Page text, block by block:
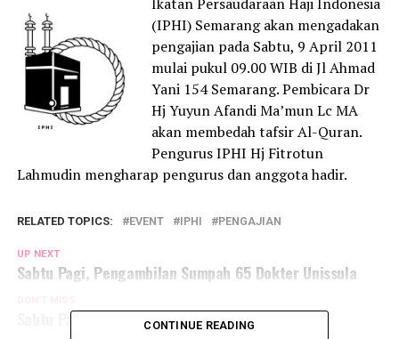
(IPHI) Semarang akan mengadakan
pengajian pada Sabtu, 9 April 2011
mulai pukul 09.00 WIB di Jl Ahmad
Yani 154 Semarang. Pembicara Dr
Hj Yuyun Afandi Ma’mun Lc MA
akan membedah tafsir Al-Quran.
Pengurus IPHI Hj Fitrotun
Lahmudin mengharap pengurus dan anggota hadir.
RELATED TOPICS: EVENT IPHI PENGAJIAN
UP NEXT
Sabtu Pagi, Pengambilan Sumpah 65 Dokter Unissula
Sabtu Pagi, Pelatihan CIRP di Unika
CONTINUE READING